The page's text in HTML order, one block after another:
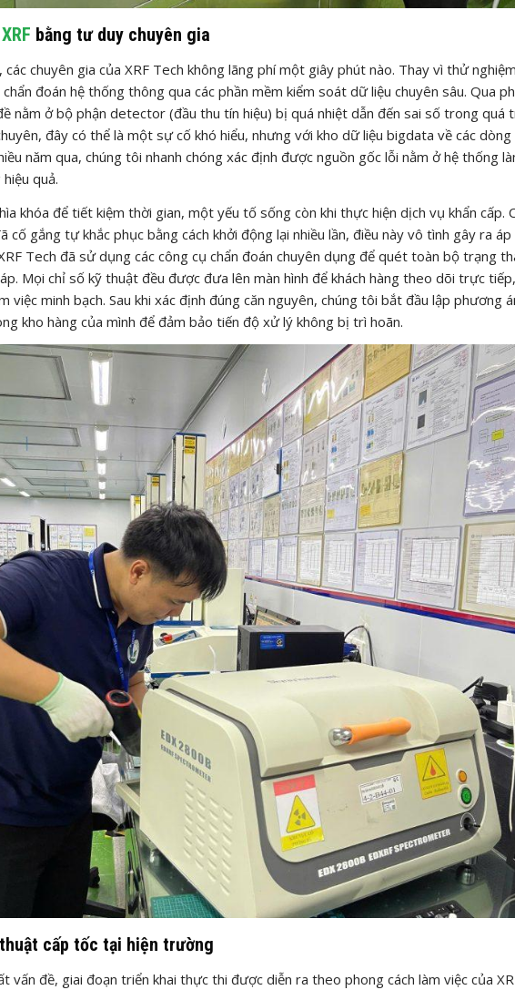
bằng tư duy chuyên gia
chuyên gia của XRF Tech không lãng phí một giây phút nào. Thay vì thử
đoán hệ thống thông qua các phần mềm kiểm soát dữ liệu chuyên sâu. Qua
nằm ở bộ phận detector (đầu thu tín hiệu) bị quá nhiệt dẫn đến sai số trong quá
đây có thể là một sự cố khó hiểu, nhưng với kho dữ liệu bigdata về các dòng
năm qua, chúng tôi nhanh chóng xác định được nguồn gốc lỗi nằm ở hệ thống
quả.
khóa để tiết kiệm thời gian, một yếu tố sống còn khi thực hiện dịch vụ khẩn cấp.
cố gắng tự khắc phục bằng cách khởi động lại nhiều lần, điều này vô tình gây ra
Tech đã sử dụng các công cụ chẩn đoán chuyên dụng để quét toàn bộ trạng
Mọi chỉ số kỹ thuật đều được đưa lên màn hình để khách hàng theo dõi trực
việc minh bạch. Sau khi xác định đúng căn nguyên, chúng tôi bắt đầu lập phương
kho hàng của mình để đảm bảo tiến độ xử lý không bị trì hoãn.
cấp tốc tại hiện trường
vấn đề, giai đoạn triển khai thực thi được diễn ra theo phong cách làm việc của